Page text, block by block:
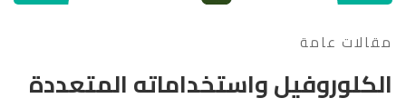
مقالات عامة
الكلوروفيل واستخداماته المتعددة